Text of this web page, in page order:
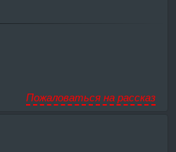
Пожаловаться на рассказ